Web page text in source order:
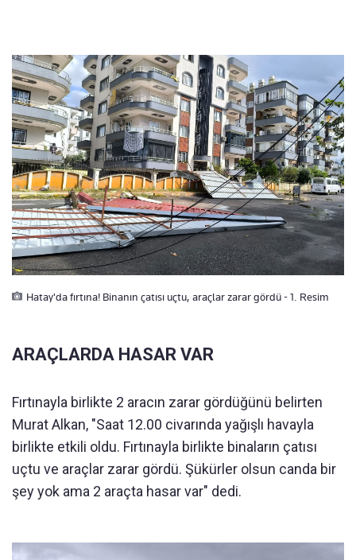
Hatay'da fırtına! Binanın çatısı uçtu, araçlar zarar gördü - 1. Resim
ARAÇLARDA HASAR VAR
Fırtınayla birlikte 2 aracın zarar gördüğünü belirten
Murat Alkan, "Saat 12.00 civarında yağışlı havayla
birlikte etkili oldu. Fırtınayla birlikte binaların çatısı
uçtu ve araçlar zarar gördü. Şükürler olsun canda bir
şey yok ama 2 araçta hasar var" dedi.